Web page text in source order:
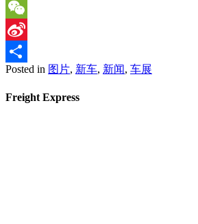
Twitter
WeChat
Sina
Weibo
Share
Posted in 图片, 新车, 新闻, 车展
Freight Express